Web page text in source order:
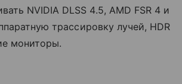
NVIDIA DLSS 4.5, AMD FSR 4 и
трассировку лучей, HDR
мониторы.